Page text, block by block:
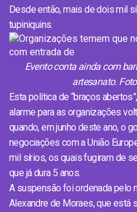
Desde então, mais de dois mil
tupiniquins.
Evento conta ainda com
artesanato.
Esta política de “braços
alarme para as organizações
quando, em junho deste ano, o
negociações com a União
mil sírios, os quais fugiram de
que já dura 5 anos.
A suspensão foi ordenada pelo
Alexandre de Moraes, que está